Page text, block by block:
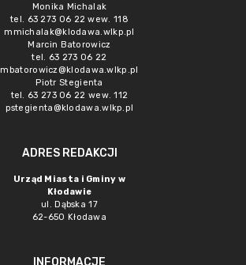
Monika Michalak
tel. 63 273 06 22 wew. 118
mmichalak@klodawa.wlkp.pl
Marcin Batorowicz
tel. 63 273 06 22
mbatorowicz@klodawa.wlkp.pl
Piotr Stegienta
tel. 63 273 06 22 wew. 112
pstegienta@klodawa.wlkp.pl
ADRES REDAKCJI
Urząd Miasta i Gminy w
Kłodawie
ul. Dąbska 17
62-650 Kłodawa
INFORMACJE